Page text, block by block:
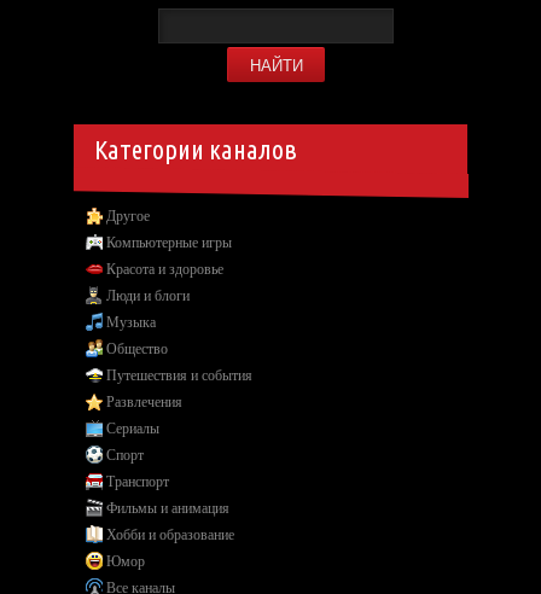
Категории каналов
Другое
Компьютерные игры
Красота и здоровье
Люди и блоги
Музыка
Общество
Путешествия и события
Развлечения
Сериалы
Спорт
Транспорт
Фильмы и анимация
Хобби и образование
Юмор
Все каналы